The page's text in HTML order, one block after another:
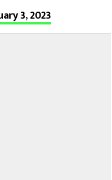
3, 2023